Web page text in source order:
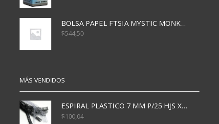
BOLSA PAPEL FTSIA MYSTIC MONKEY 14/08/20
$544,50
MÁS VENDIDOS
ESPIRAL PLASTICO 7 MM P/25 HJS X50x3000
$100,04